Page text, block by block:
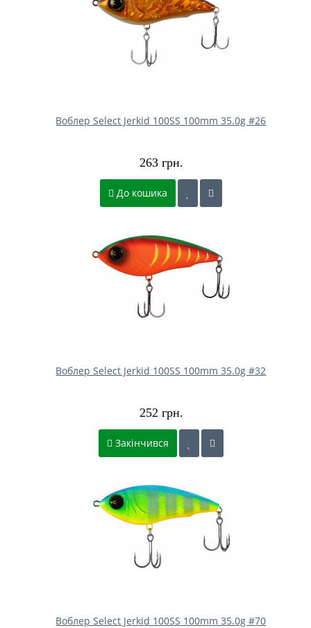
Воблер Select Jerkid 100SS 100mm 35.0g #26
263 грн.
До кошика
Воблер Select Jerkid 100SS 100mm 35.0g #32
252 грн.
Закінчився
Воблер Select Jerkid 100SS 100mm 35.0g #70